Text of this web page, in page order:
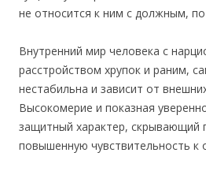
не относится к ним с должным,
Внутренний мир человека с
расстройством хрупок и раним,
нестабильна и зависит от
Высокомерие и показная
защитный характер, скрывающий
повышенную чувствительность к